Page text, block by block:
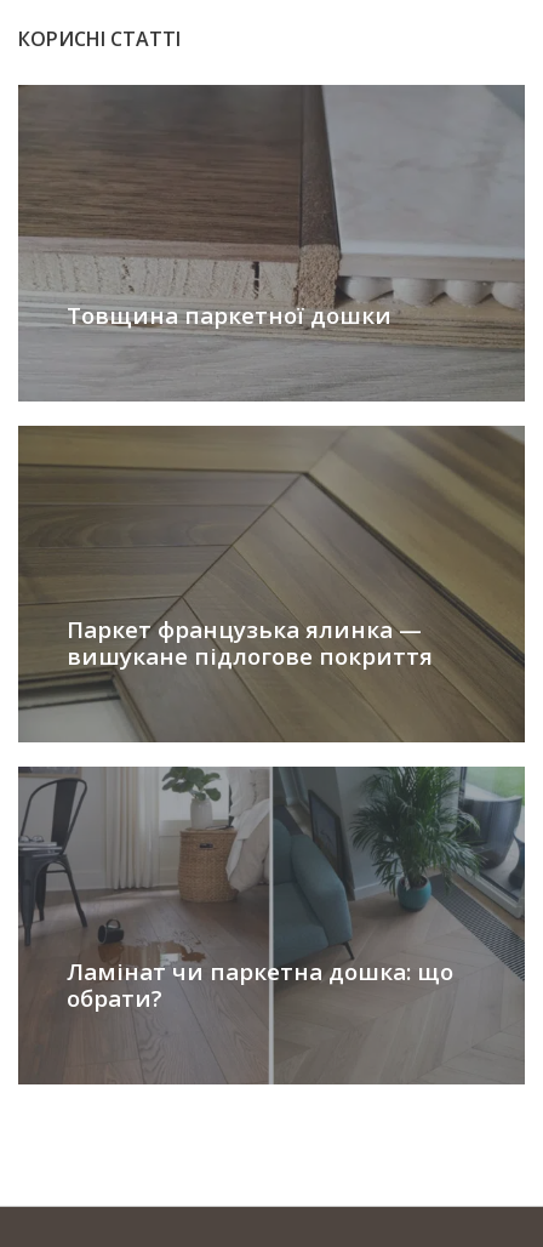
КОРИСНІ СТАТТІ
Товщина паркетної дошки
Паркет французька ялинка —
вишукане підлогове покриття
Ламінат чи паркетна дошка: що
обрати?